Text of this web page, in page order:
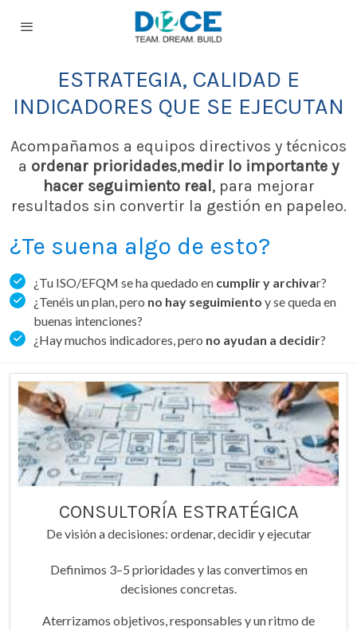
ESTRATEGIA, CALIDAD E
INDICADORES QUE SE EJECUTAN
Acompañamos a equipos directivos y técnicos
a ordenar prioridades,medir lo importante y
hacer seguimiento real, para mejorar
resultados sin convertir la gestión en papeleo.
¿Te suena algo de esto?
¿Tu ISO/EFQM se ha quedado en cumplir y archivar?
¿Tenéis un plan, pero no hay seguimiento y se queda en
buenas intenciones?
¿Hay muchos indicadores, pero no ayudan a decidir?
CONSULTORÍA ESTRATÉGICA
De visión a decisiones: ordenar, decidir y ejecutar
Definimos 3–5 prioridades y las convertimos en
decisiones concretas.
Aterrizamos objetivos, responsables y un ritmo de